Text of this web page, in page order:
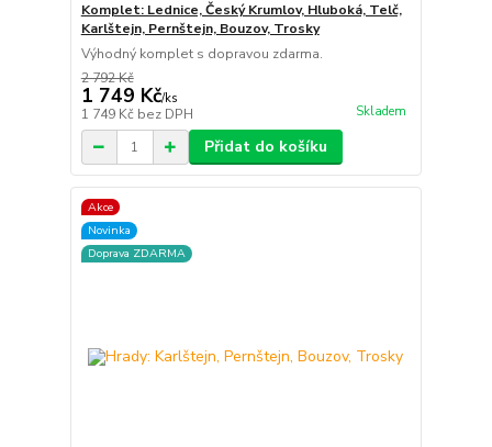
Komplet: Lednice, Český Krumlov, Hluboká, Telč,
Karlštejn, Pernštejn, Bouzov, Trosky
Výhodný komplet s dopravou zdarma.
2 792 Kč
1 749 Kč/ks
1 749 Kč bez DPH Skladem
Přidat do košíku
Akce
Novinka
Doprava ZDARMA